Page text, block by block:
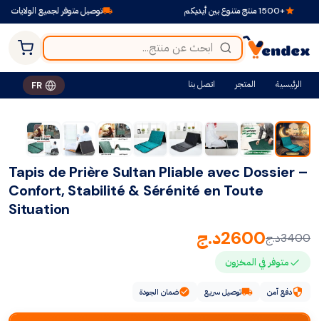
توصيل متوفر لجميع الولايات
الرئيسية المتجر اتصل بنا FR
-24%
Tapis de Prière Sultan Pliable avec Dossier –
Confort, Stabilité & Sérénité en Toute
Situation
3400د.ج2600د.ج
متوفر في المخزون
دفع آمن توصيل سريع ضمان الجودة